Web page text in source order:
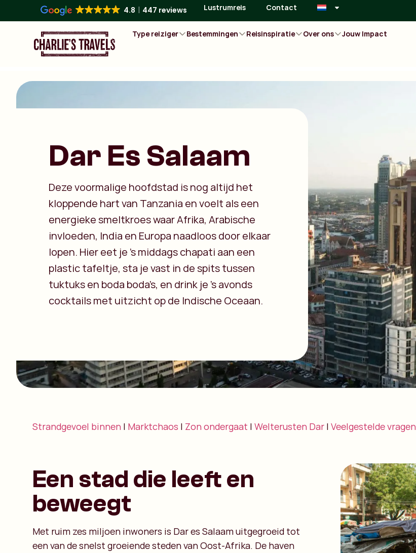
4.8 447 reviews Lustrumreis Contact
Type reiziger Bestemmingen Reisinspiratie Over ons
Jouw Impact
Dar Es Salaam
Deze voormalige hoofdstad is nog altijd het
kloppende hart van Tanzania en voelt als een
energieke smeltkroes waar Afrika, Arabische
invloeden, India en Europa naadloos door elkaar
lopen. Hier eet je ’s middags chapati aan een
plastic tafeltje, sta je vast in de spits tussen
tuktuks en boda boda’s, en drink je ’s avonds
cocktails met uitzicht op de Indische Oceaan.
Strandgevoel binnen | Marktchaos | Zon ondergaat | Welterusten Dar | Veelgestelde vragen
Een stad die leeft en
beweegt
Met ruim zes miljoen inwoners is Dar es Salaam uitgegroeid tot
een van de snelst groeiende steden van Oost-Afrika. De haven